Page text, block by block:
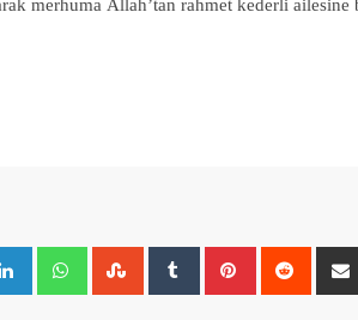
merhuma Allah’tan rahmet kederli ailesine